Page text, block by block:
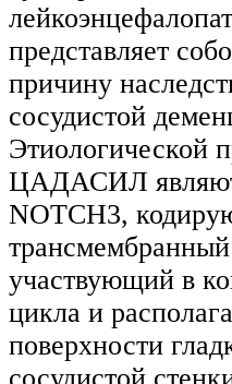
представляет
причину
сосудистой
Этиологической
ЦАДАСИЛ
NOTCH3,
участвующий в
цикла и
поверхности